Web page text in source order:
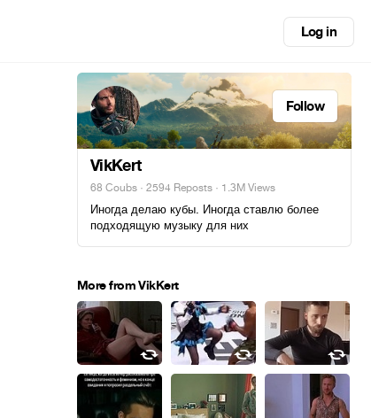
Log in
Follow
VikKert
68 Coubs · 2594 Reposts · 1.3M Views
Иногда делаю кубы. Иногда ставлю более
подходящую музыку для них
More from VikKert